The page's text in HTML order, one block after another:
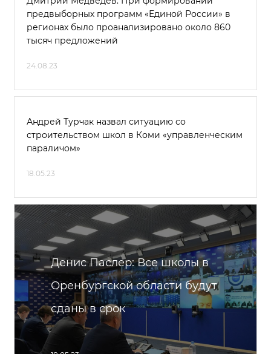
предвыборных программ «Единой России» в
регионах было проанализировано около 860
тысяч предложений
24.08.23
Андрей Турчак назвал ситуацию со
строительством школ в Коми «управленческим
параличом»
18.05.23
Денис Паслер: Все школы в
Оренбургской области будут
сданы в срок